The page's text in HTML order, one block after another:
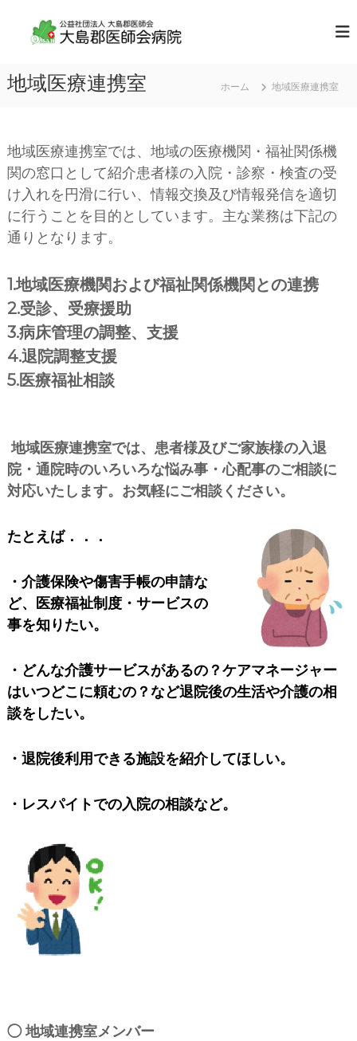
ツ
へ
ッ
プ
団
大
島
郡
医
師
院
ら
る
全
人
的
医
療
し
ま
地域医療連携室 ホーム 地域医療連携室
地域医療連携室では、地域の医療機関・福祉関係機
関の窓口として紹介患者様の入院・診察・検査の受
け入れを円滑に行い、情報交換及び情報発信を適切
に行うことを目的としています。主な業務は下記の
通りとなります。
1.地域医療機関および福祉関係機関との連携
2.受診、受療援助
3.病床管理の調整、支援
4.退院調整支援
5.医療福祉相談
地域医療連携室では、患者様及びご家族様の入退
院・通院時のいろいろな悩み事・心配事のご相談に
対応いたします。お気軽にご相談ください。
たとえば．．．
・介護保険や傷害手帳の申請な
ど、医療福祉制度・サービスの
事を知りたい。
・どんな介護サービスがあるの？ケアマネージャー
はいつどこに頼むの？など退院後の生活や介護の相
談をしたい。
・退院後利用できる施設を紹介してほしい。
・レスパイトでの入院の相談など。
◯ 地域連携室メンバー